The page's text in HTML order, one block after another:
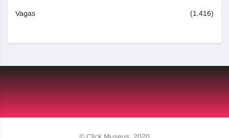
Vagas (1.416)